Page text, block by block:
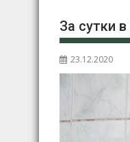
За сутки
23.12.2020